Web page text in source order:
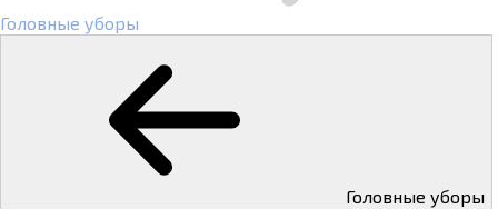
Головные уборы
Головные уборы